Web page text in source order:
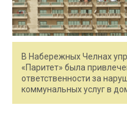
В Набережных Челнах
«Паритет» была
ответственности за
коммунальных услуг в